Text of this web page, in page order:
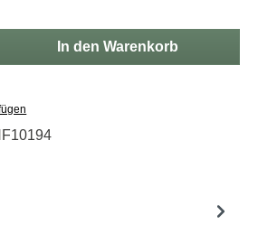
Gib den gewünschten
In den Warenkorb